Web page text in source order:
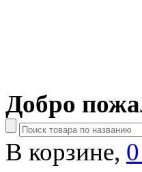
Добро
В корзине,